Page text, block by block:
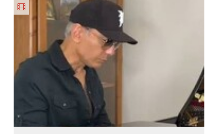
رونمایی
شد!
طبیعی!
ویزیت
رایگان+پرداخت
اقساطی😍
باشگاه
انقلاب